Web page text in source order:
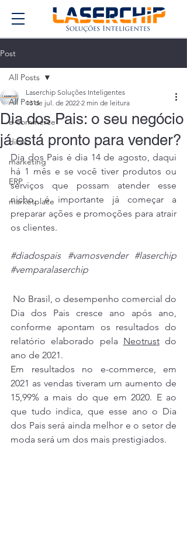
Post
All Posts
e-commerce
dicas
marketing
ERP
marketplace
All Posts
Dia dos Pais: o seu negócio
já está pronto para vender?
Laserchip Soluções Inteligentes
13 de jul. de 2022 2 min de leitura
Dia dos Pais é dia 14 de agosto, daqui
há 1 mês e se você tiver produtos ou
serviços que possam atender esse
nicho, é importante já começar a
preparar ações e promoções para atrair
os clientes.
#diadospais #vamosvender
#laserchip
#vemparalaserchip
Dia dos Pais cresce ano após ano,
conforme apontam os resultados do
relatório elaborado pela Neotrust do
ano de 2021.
Em resultados no e-commerce, em
2021 as vendas tiveram um aumento de
15,99% a mais do que em 2020. E ao
que tudo indica, que esse ano o Dia
dos Pais será ainda melhor e o setor de
moda será um dos mais prestigiados.